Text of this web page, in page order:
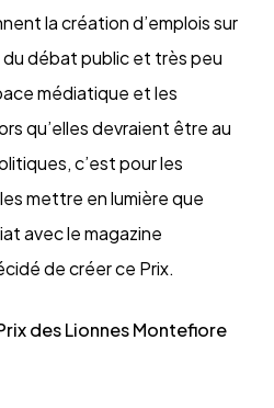
la création d’emplois sur
débat public et très peu
médiatique et les
qu’elles devraient être au
c’est pour les
mettre en lumière que
avec le magazine
de créer ce Prix.
des Lionnes Montefiore